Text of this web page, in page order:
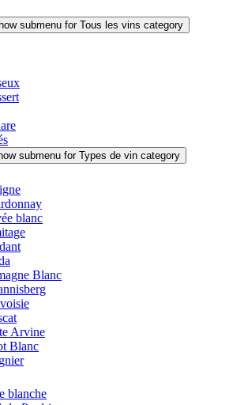
submenu for Tous les vins category
submenu for Types de vin category
blanc
Blanc
Arvine
Blanc
blanche